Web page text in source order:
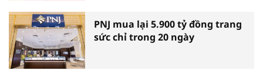
PNJ mua lại 5.900 tỷ đồng trang
sức chỉ trong 20 ngày